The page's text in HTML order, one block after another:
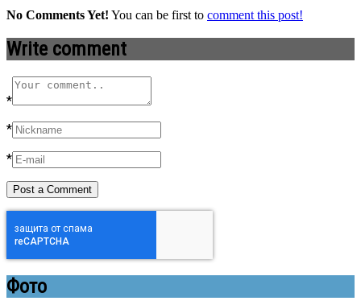
No Comments Yet! You can be first to comment this post!
Write comment
*
*
*
Фото